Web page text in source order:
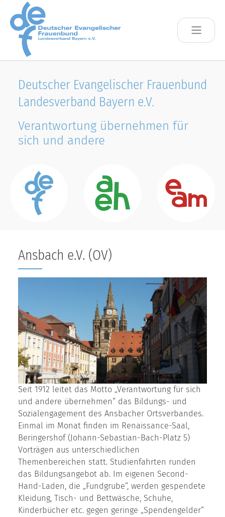
Skip to main content
Deutscher Evangelischer Frauenbund
Landesverband Bayern e.V.
Verantwortung übernehmen für
sich und andere
Ansbach e.V. (OV)
Seit 1912 leitet das Motto „Verantwortung für sich
und andere übernehmen“ das Bildungs- und
Sozialengagement des Ansbacher Ortsverbandes.
Einmal im Monat finden im Renaissance-Saal,
Beringershof (Johann-Sebastian-Bach-Platz 5)
Vorträgen aus unterschiedlichen
Themenbereichen statt. Studienfahrten runden
das Bildungsangebot ab. Im eigenen Second-
Hand-Laden, die „Fundgrube“, werden gespendete
Kleidung, Tisch- und Bettwäsche, Schuhe,
Kinderbücher etc. gegen geringe „Spendengelder“